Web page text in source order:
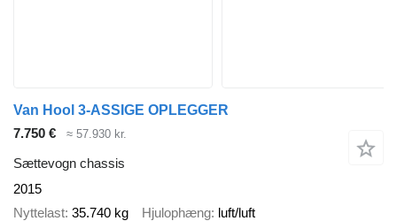
Van Hool 3-ASSIGE OPLEGGER
7.750 €
≈ 57.930 kr.
Sættevogn chassis
2015
Nyttelast 35.740 kg Hjulophæng luft/luft